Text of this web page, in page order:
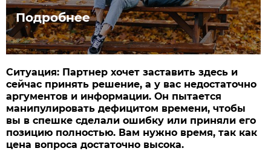
Подробнее
Ситуация: Партнер хочет заставить здесь и
сейчас принять решение, а у вас недостаточно
аргументов и информации. Он пытается
манипулировать дефицитом времени, чтобы
вы в спешке сделали ошибку или приняли его
позицию полностью. Вам нужно время, так как
цена вопроса достаточно высока.